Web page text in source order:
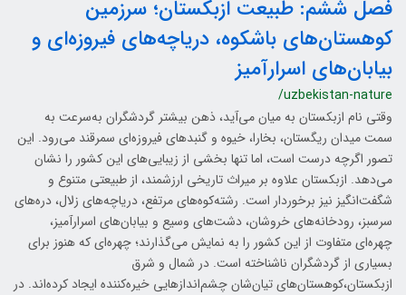
فصل ششم: طبیعت ازبکستان؛ سرزمین
کوهستان‌های باشکوه، دریاچه‌های فیروزه‌ای و
بیابان‌های اسرارآمیز
/uzbekistan-nature
وقتی نام ازبکستان به میان می‌آید، ذهن بیشتر گردشگران به‌سرعت به
سمت میدان ریگستان، بخارا، خیوه و گنبدهای فیروزه‌ای سمرقند می‌رود. این
تصور اگرچه درست است، اما تنها بخشی از زیبایی‌های این کشور را نشان
می‌دهد. ازبکستان علاوه بر میراث تاریخی ارزشمند، از طبیعتی متنوع و
شگفت‌انگیز نیز برخوردار است. رشته‌کوه‌های مرتفع، دریاچه‌های زلال، دره‌های
سرسبز، رودخانه‌های خروشان، دشت‌های وسیع و بیابان‌های اسرارآمیز،
چهره‌ای متفاوت از این کشور را به نمایش می‌گذارند؛ چهره‌ای که هنوز برای
بسیاری از گردشگران ناشناخته است. در شمال و شرق
ازبکستان،کوهستان‌های تیان‌شان چشم‌اندازهایی خیره‌کننده ایجاد کرده‌اند. در